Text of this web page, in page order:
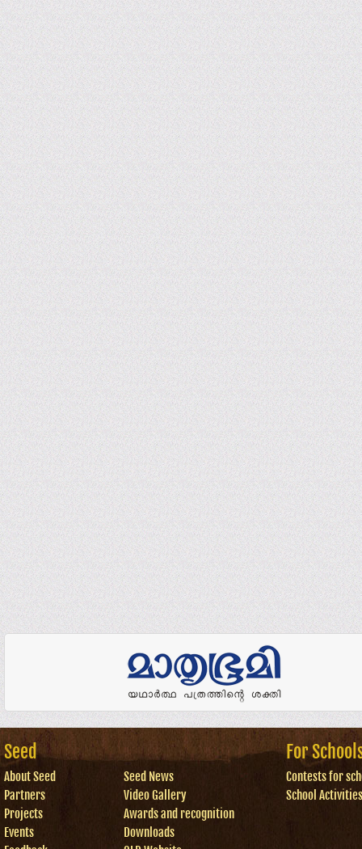
Seed
About Seed
Partners
Projects
Events
Seed News
Video Gallery
Awards and recognition
Downloads
For
Contests for
School Activities